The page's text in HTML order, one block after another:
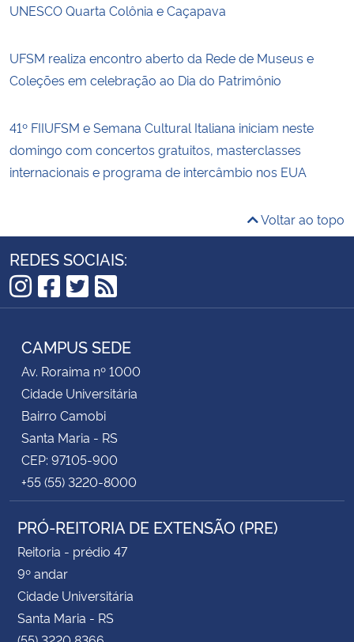
UNESCO Quarta Colônia e Caçapava
UFSM realiza encontro aberto da Rede de Museus e
Coleções em celebração ao Dia do Patrimônio
41º FIIUFSM e Semana Cultural Italiana iniciam neste
domingo com concertos gratuitos, masterclasses
internacionais e programa de intercâmbio nos EUA
Voltar ao topo
REDES SOCIAIS:
Instagram
Facebook
Twitter
RSS
CAMPUS SEDE
Av. Roraima nº 1000
Cidade Universitária
Bairro Camobi
Santa Maria - RS
CEP: 97105-900
+55 (55) 3220-8000
PRÓ-REITORIA DE EXTENSÃO (PRE)
Reitoria - prédio 47
9º andar
Cidade Universitária
Santa Maria - RS